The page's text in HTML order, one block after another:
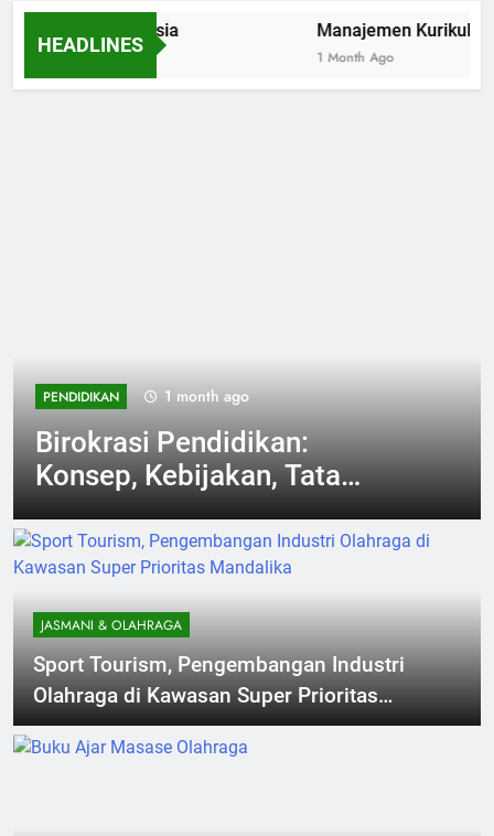
HEADLINES
Fisiologi Manusia Manajemen Kurikulum
1 Month Ago
PENDIDIKAN 1 month ago
Birokrasi Pendidikan:
Konsep, Kebijakan, Tata
Kelola, Pelayanan Publik, dan
Kinerja Pendidikan Daerah
JASMANI & OLAHRAGA
Sport Tourism, Pengembangan Industri
Olahraga di Kawasan Super Prioritas
Mandalika